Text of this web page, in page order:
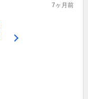
7ヶ月前